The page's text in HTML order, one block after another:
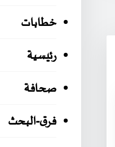
خطابات
رئيسية
صحافة
فرق-البحث